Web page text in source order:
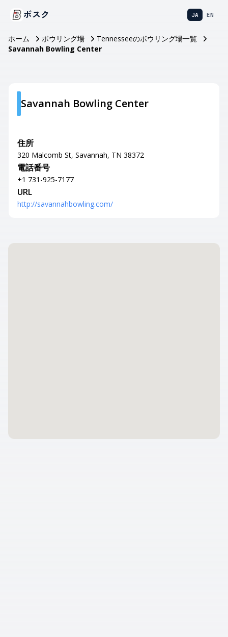
ボスク JA EN
ホーム ボウリング場
Tennesseeのボウリング場一覧
Savannah Bowling Center
Savannah Bowling Center
住所
320 Malcomb St, Savannah, TN 38372
電話番号
+1 731-925-7177
URL
http://savannahbowling.com/